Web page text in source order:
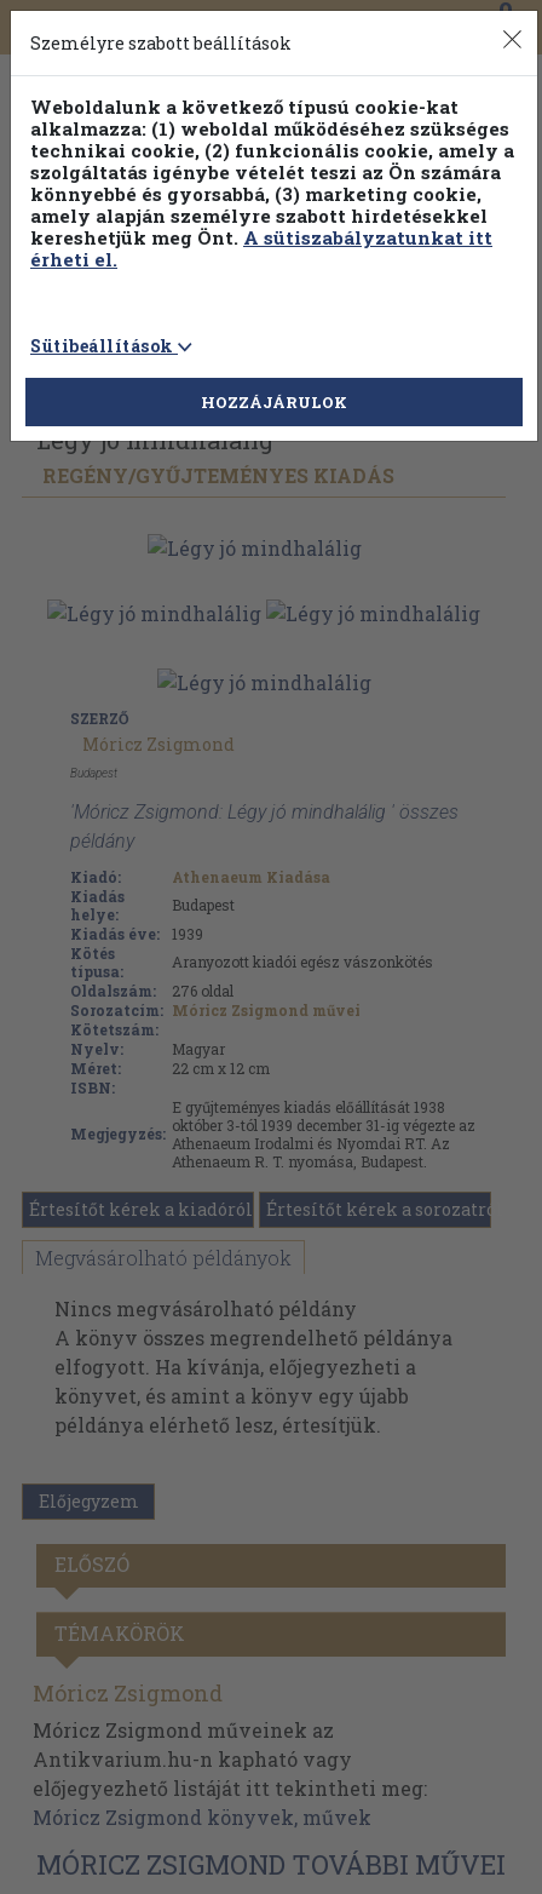
Toggle
navigation
0
Vissza az előző oldalra Válasszon példányt
Légy jó mindhalálig
REGÉNY/GYŰJTEMÉNYES KIADÁS
SZERZŐ
Móricz Zsigmond
Budapest
'Móricz Zsigmond: Légy jó mindhalálig ' összes
példány
Kiadó:
Athenaeum Kiadása
Kiadás
helye:
Budapest
Kiadás éve:
1939
Kötés
típusa:
Aranyozott kiadói egész vászonkötés
Oldalszám:
276 oldal
Sorozatcím: Móricz Zsigmond művei
Kötetszám:
Nyelv:
Magyar
Méret:
22 cm x 12 cm
ISBN:
Megjegyzés:
E gyűjteményes kiadás előállítását 1938
október 3-tól 1939 december 31-ig végezte az
Athenaeum Irodalmi és Nyomdai RT. Az
Athenaeum R. T. nyomása, Budapest.
Értesítőt kérek a kiadóról Értesítőt kérek a sorozatról
Megvásárolható példányok
Nincs megvásárolható példány
A könyv összes megrendelhető példánya
elfogyott. Ha kívánja, előjegyezheti a
könyvet, és amint a könyv egy újabb
példánya elérhető lesz, értesítjük.
Előjegyzem
ELŐSZÓ
TÉMAKÖRÖK
Móricz Zsigmond
Móricz Zsigmond műveinek az
Antikvarium.hu-n kapható vagy
előjegyezhető listáját itt tekintheti meg:
Móricz Zsigmond könyvek, művek
MÓRICZ ZSIGMOND TOVÁBBI MŰVEI
Személyre szabott beállítások
Weboldalunk a következő típusú cookie-kat
alkalmazza: (1) weboldal működéséhez szükséges
technikai cookie, (2) funkcionális cookie, amely a
szolgáltatás igénybe vételét teszi az Ön számára
könnyebbé és gyorsabbá, (3) marketing cookie,
amely alapján személyre szabott hirdetésekkel
kereshetjük meg Önt. A sütiszabályzatunkat itt
érheti el.
Sütibeállítások
HOZZÁJÁRULOK